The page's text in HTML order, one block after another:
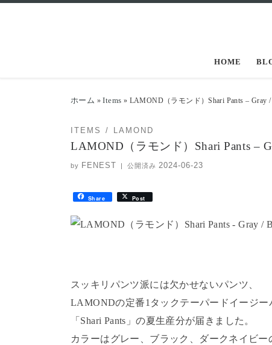
HOME
ホーム » Items » LAMOND（ラモンド）Shari Pants – Gray
ITEMS LAMOND
LAMOND（ラモンド）Shari Pants –
by FENEST | 公開済み 2024-06-23
Share Post
スッキリパンツ派には欠かせないパンツ、
LAMONDの定番1タックテーパードイージー
「Shari Pants」の夏生産分が届きました。
カラーはグレー、ブラック、ダークネイビー